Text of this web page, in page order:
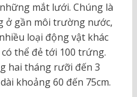
mắt lưới. Chúng là
ở gần môi trường nước,
loại động vật khác
thể đẻ tới 100 trứng.
hai tháng rưỡi đến 3
khoảng 60 đến 75cm.